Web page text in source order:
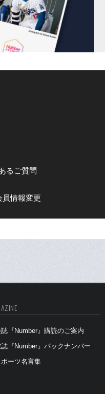
るご質問
員情報変更
『Number』購読のご案内
『Number』バックナンバー
ポーツ名言集